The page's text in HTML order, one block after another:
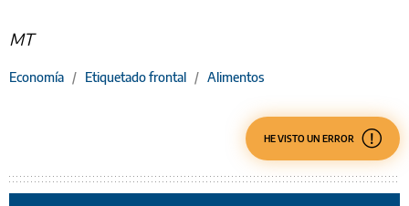
MT
Economía / Etiquetado frontal / Alimentos
HE VISTO UN ERROR